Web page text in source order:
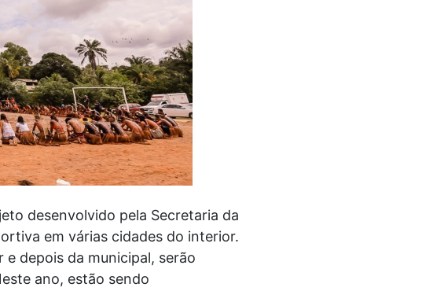
desenvolvido pela Secretaria da
em várias cidades do interior.
depois da municipal, serão
ano, estão sendo